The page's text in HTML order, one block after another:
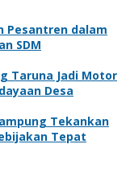
Pesantren dalam
SDM
Taruna Jadi Motor
Desa
Tekankan
Tepat